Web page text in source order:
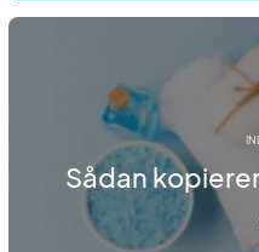
Sådan